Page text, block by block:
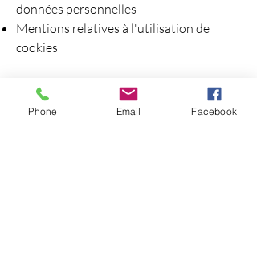
données personnelles
Mentions relatives à l'utilisation de
cookies
La Commission européenne fournit une
plateforme de règlement des litiges en
Phone Email Facebook